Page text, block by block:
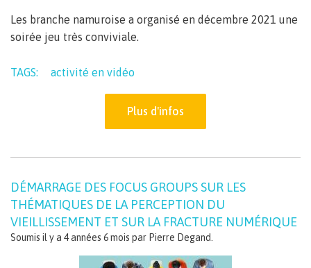
Les branche namuroise a organisé en décembre 2021 une
soirée jeu très conviviale.
TAGS: activité en vidéo
Plus d'infos
DÉMARRAGE DES FOCUS GROUPS SUR LES
THÉMATIQUES DE LA PERCEPTION DU
VIEILLISSEMENT ET SUR LA FRACTURE NUMÉRIQUE
Soumis il y a 4 années 6 mois par Pierre Degand